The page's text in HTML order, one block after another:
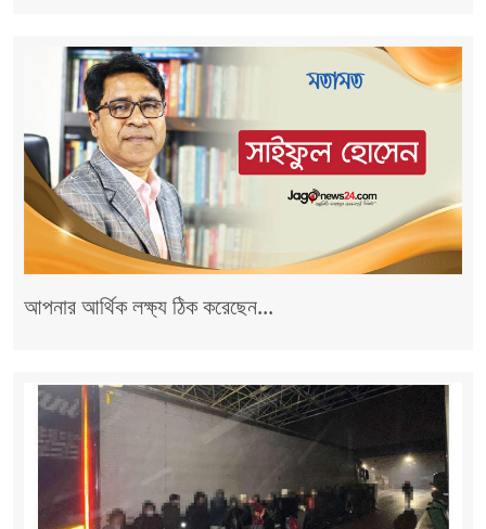
আপনার আর্থিক লক্ষ্য ঠিক করেছেন...